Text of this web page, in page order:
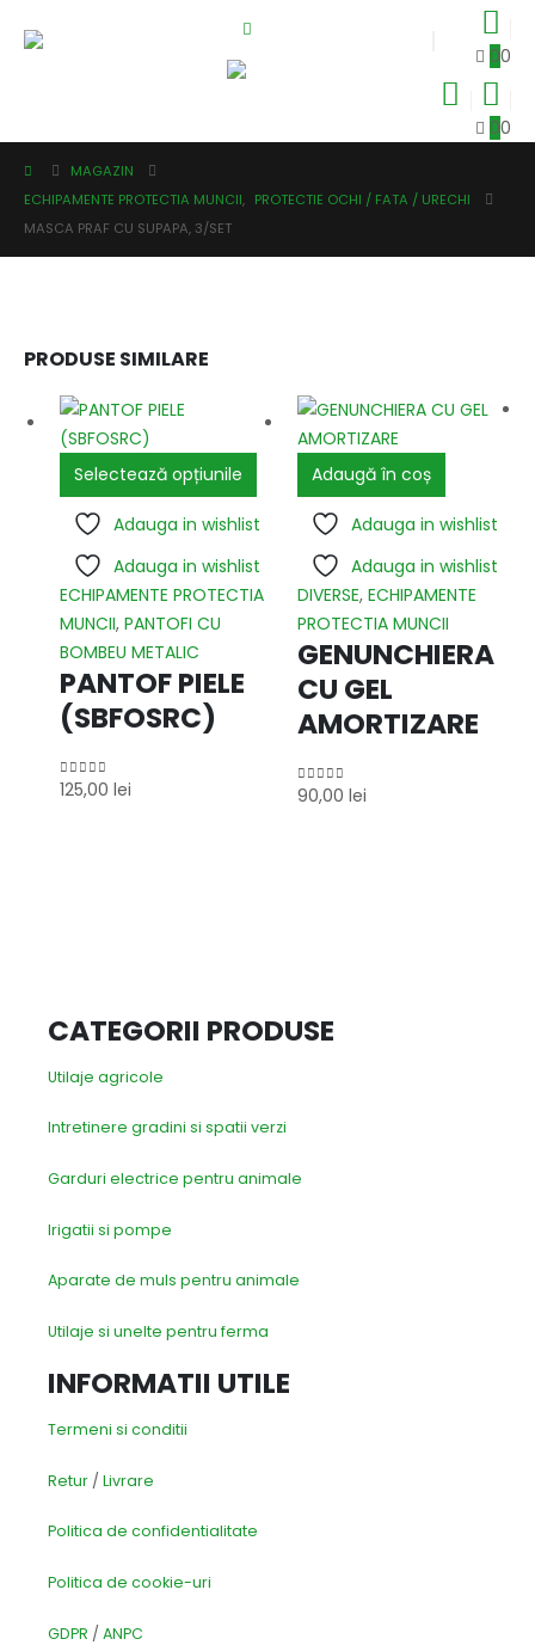
00
00
MAGAZIN
ECHIPAMENTE PROTECTIA MUNCII, PROTECTIE OCHI / FATA / URECHI
MASCA PRAF CU SUPAPA, 3/SET
PRODUSE SIMILARE
Selectează opțiunile
Adauga in wishlist
Adauga in wishlist
ECHIPAMENTE PROTECTIA
MUNCII, PANTOFI CU
BOMBEU METALIC
PANTOF PIELE
(SBFOSRC)
0out of 5
125,00 lei
Adaugă în coș
Adauga in wishlist
Adauga in wishlist
DIVERSE, ECHIPAMENTE
PROTECTIA MUNCII
GENUNCHIERA
CU GEL
AMORTIZARE
0out of 5
90,00 lei
CATEGORII PRODUSE
Utilaje agricole
Intretinere gradini si spatii verzi
Garduri electrice pentru animale
Irigatii si pompe
Aparate de muls pentru animale
Utilaje si unelte pentru ferma
INFORMATII UTILE
Termeni si conditii
Retur / Livrare
Politica de confidentialitate
Politica de cookie-uri
GDPR / ANPC